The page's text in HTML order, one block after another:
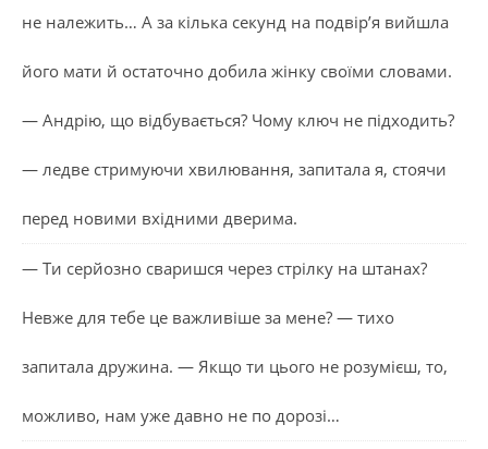
не належить… А за кілька секунд на подвір’я вийшла
його мати й остаточно добила жінку своїми словами.
— Андрію, що відбувається? Чому ключ не підходить?
— ледве стримуючи хвилювання, запитала я, стоячи
перед новими вхідними дверима.
— Ти серйозно сваришся через стрілку на штанах?
Невже для тебе це важливіше за мене? — тихо
запитала дружина. — Якщо ти цього не розумієш, то,
можливо, нам уже давно не по дорозі…